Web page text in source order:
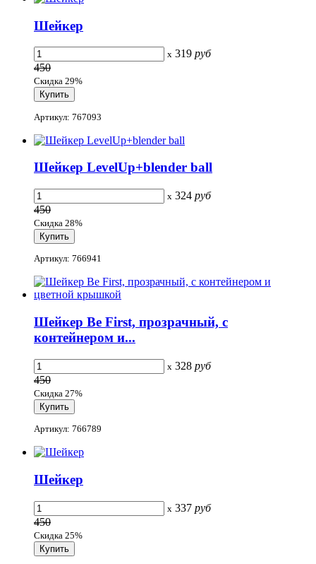
Шейкер
x 319 руб
450
Скидка 29%
Артикул: 767093
Шейкер LevelUp+blender ball
x 324 руб
450
Скидка 28%
Артикул: 766941
Шейкер Be First, прозрачный, с
контейнером и...
x 328 руб
450
Скидка 27%
Артикул: 766789
Шейкер
x 337 руб
450
Скидка 25%